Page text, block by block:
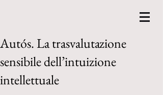
Autós. La trasvalutazione
sensibile dell’intuizione
intellettuale